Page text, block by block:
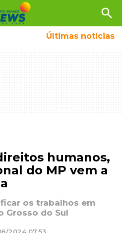
search
Últimas notícias
humanos,
do MP vem a
os trabalhos em
Grosso do Sul